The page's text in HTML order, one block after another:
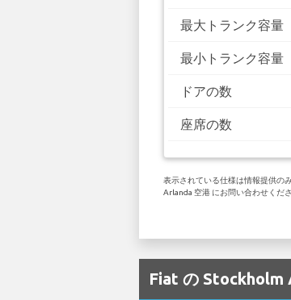
最大トランク容量
最小トランク容量
ドアの数
座席の数
表示されている仕様は情報提供の
Arlanda 空港 にお問い合わせくださ
Fiat の Stockholm